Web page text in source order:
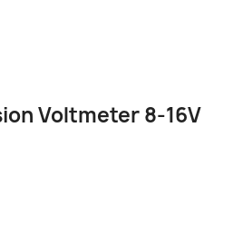
Voltmeter 8-16V